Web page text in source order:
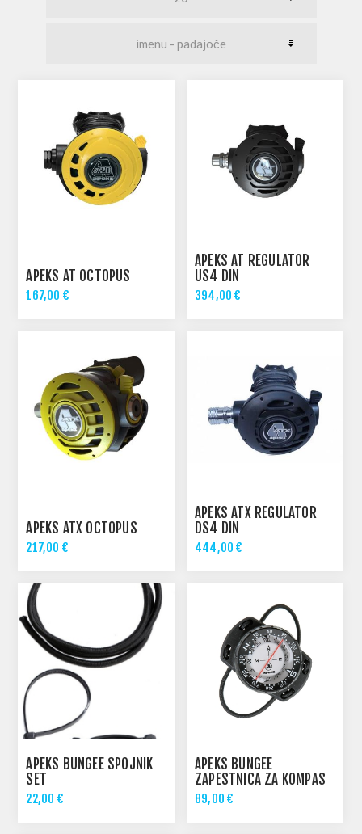
APEKS AT OCTOPUS
167,00 €
APEKS AT REGULATOR
US4 DIN
394,00 €
APEKS ATX OCTOPUS
217,00 €
APEKS ATX REGULATOR
DS4 DIN
444,00 €
APEKS BUNGEE SPOJNIK
SET
22,00 €
APEKS BUNGEE
ZAPESTNICA ZA KOMPAS
89,00 €